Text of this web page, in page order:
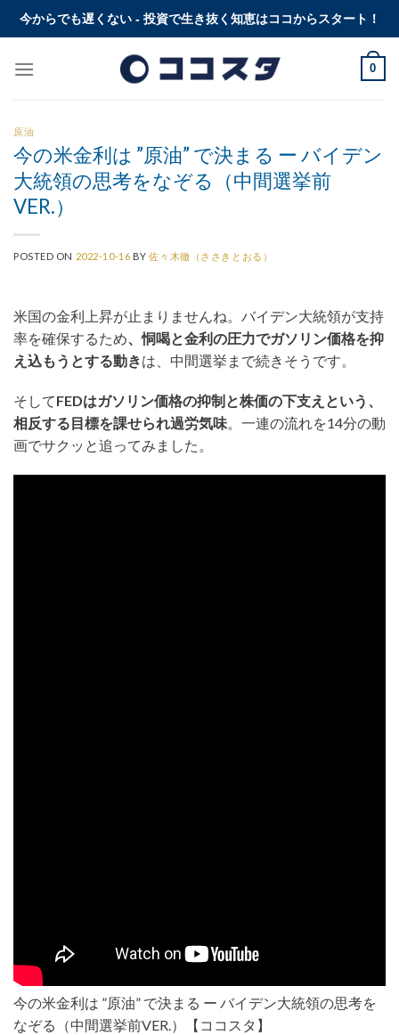
Skip今からでも遅くない - 投資で生き抜く知恵はココからスタート！
0
原油
今の米金利は ”原油” で決まる ー バイデン
大統領の思考をなぞる（中間選挙前
VER.）
POSTED ON 2022-10-16 BY佐々木徹（ささきとおる）
米国の金利上昇が止まりませんね。バイデン大統領が支持
率を確保するため 、恫喝と金利の圧力でガソリン価格を抑
え込もうとする動きは、中間選挙まで続きそうです。
そしてFEDはガソリン価格の抑制と株価の下支えという、
相反する目標を課せられ過労気味。一連の流れを14分の動
画でサクッと追ってみました。
今の米金利は ”原油” で決まる ー バイデン大統領の思考を
なぞる（中間選挙前VER.）【ココスタ】